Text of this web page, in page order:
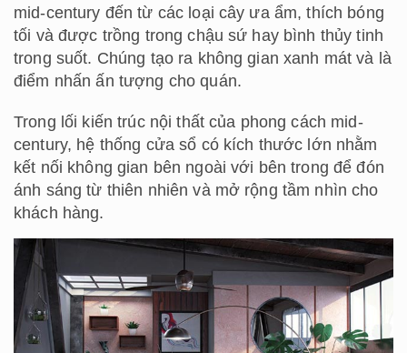
mid-century đến từ các loại cây ưa ẩm, thích bóng
tối và được trồng trong chậu sứ hay bình thủy tinh
trong suốt. Chúng tạo ra không gian xanh mát và là
điểm nhấn ấn tượng cho quán.
Trong lối kiến trúc nội thất của phong cách mid-
century, hệ thống cửa sổ có kích thước lớn nhằm
kết nối không gian bên ngoài với bên trong để đón
ánh sáng từ thiên nhiên và mở rộng tầm nhìn cho
khách hàng.